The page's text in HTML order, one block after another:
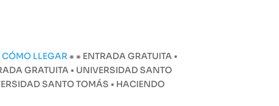
CÓMO LLEGAR⁕⁕ ENTRADA GRATUITA •
GRATUITA • UNIVERSIDAD SANTO
SANTO TOMÁS • HACIENDO